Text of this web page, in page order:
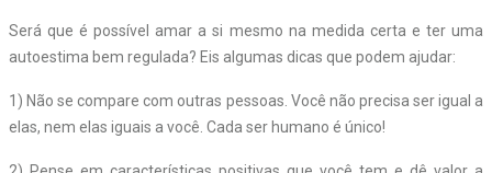
Será que é possível amar a si mesmo na medida certa e ter uma
autoestima bem regulada? Eis algumas dicas que podem ajudar:
1) Não se compare com outras pessoas. Você não precisa ser igual a
elas, nem elas iguais a você. Cada ser humano é único!